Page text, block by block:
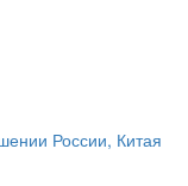
России, Китая